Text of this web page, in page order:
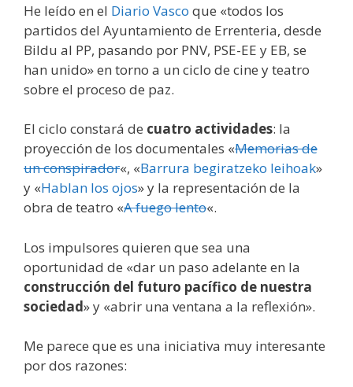
He leído en el Diario Vasco que «todos los
partidos del Ayuntamiento de Errenteria, desde
Bildu al PP, pasando por PNV, PSE-EE y EB, se
han unido» en torno a un ciclo de cine y teatro
sobre el proceso de paz.
El ciclo constará de cuatro actividades: la
proyección de los documentales «Memorias de
un conspirador«, «Barrura begiratzeko leihoak»
y «Hablan los ojos» y la representación de la
obra de teatro «A fuego lento«.
Los impulsores quieren que sea una
oportunidad de «dar un paso adelante en la
construcción del futuro pacífico de nuestra
sociedad» y «abrir una ventana a la reflexión».
Me parece que es una iniciativa muy interesante
por dos razones: